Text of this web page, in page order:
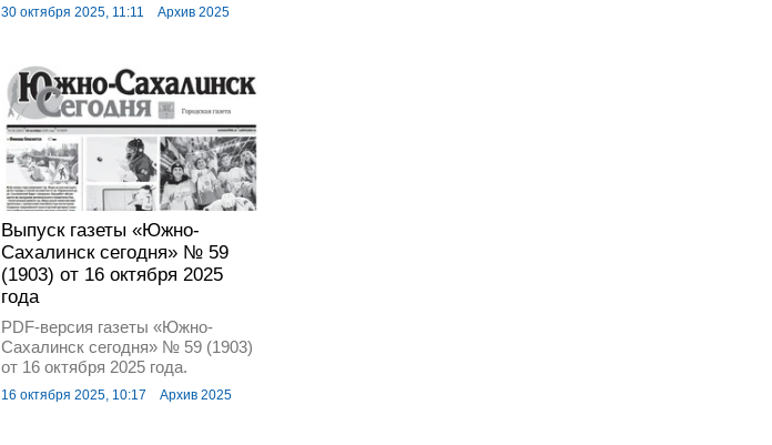
30 октября 2025, 11:11 Архив 2025
Выпуск газеты «Южно-
Сахалинск сегодня» № 59
(1903) от 16 октября 2025
года
PDF-версия газеты «Южно-
Сахалинск сегодня» № 59 (1903)
от 16 октября 2025 года.
16 октября 2025, 10:17 Архив 2025